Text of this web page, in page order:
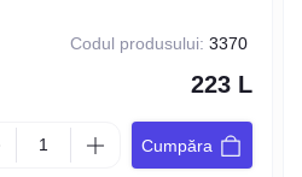
Codul produsului: 3370
223 L
Cumpăra